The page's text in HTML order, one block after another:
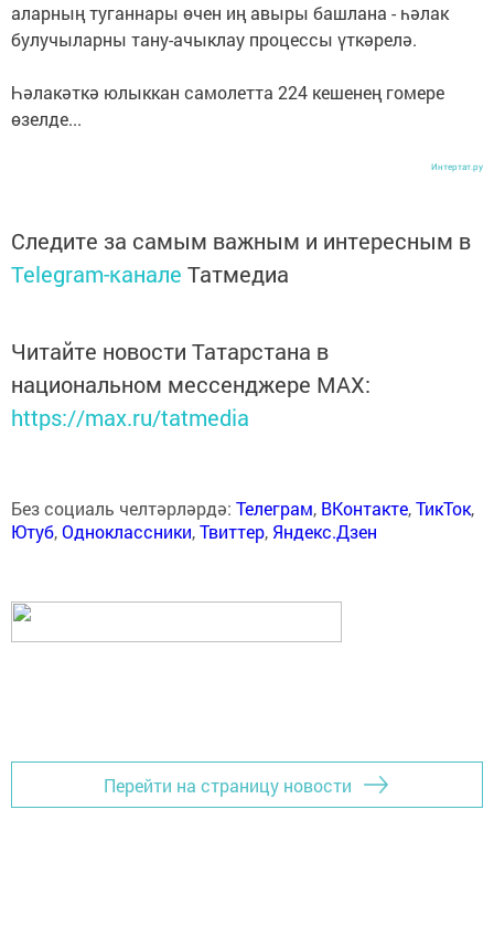
аларның туганнары өчен иң авыры башлана - һәлак
булучыларны тану-ачыклау процессы үткәрелә.
Һәлакәткә юлыккан самолетта 224 кешенең гомере
өзелде...
Интертат.ру
Следите за самым важным и интересным в
Telegram-канале Татмедиа
Читайте новости Татарстана в
национальном мессенджере MАХ:
https://max.ru/tatmedia
Без социаль челтәрләрдә: Телеграм, ВКонтакте,ТикТок,
Ютуб,Одноклассники,Твиттер, Яндекс.Дзен
Перейти на страницу новости